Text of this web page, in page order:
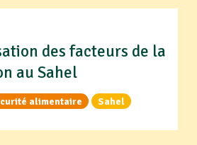
des facteurs de la
au Sahel
alimentaire Sahel